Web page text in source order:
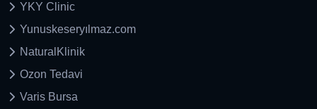
YKY Clinic
Yunuskeseryılmaz.com
NaturalKlinik
Ozon Tedavi
Varis Bursa